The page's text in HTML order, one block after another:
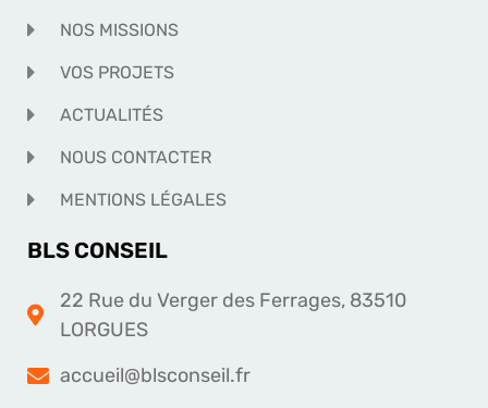
NOS MISSIONS
VOS PROJETS
ACTUALITÉS
NOUS CONTACTER
MENTIONS LÉGALES
BLS CONSEIL
22 Rue du Verger des Ferrages, 83510
LORGUES
accueil@blsconseil.fr